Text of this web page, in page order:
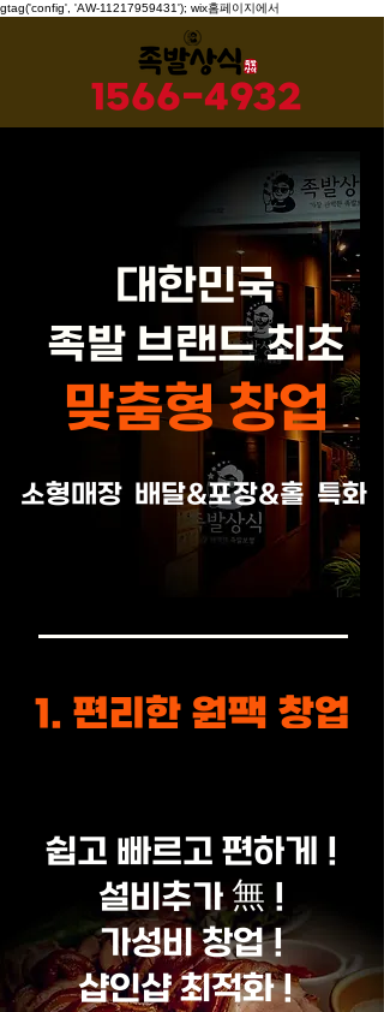
gtag('config', 'AW-11217959431'); wix홈페이지에서
1566-4932
대한민국
족발 브랜드 최초
맞춤형 창업
​소형매장 배달&포장&홀 특화
1. 편리한 원팩 창업
쉽고 빠르고 편하게 !
설비추가 無 !
가성비 창업 !
샵인샵 최적화 !